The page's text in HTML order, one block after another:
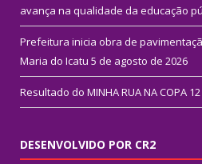
avança na qualidade da educação
Prefeitura inicia obra de
Maria do Icatu 5 de agosto de 2026
Resultado do MINHA RUA NA COPA
DESENVOLVIDO POR CR2